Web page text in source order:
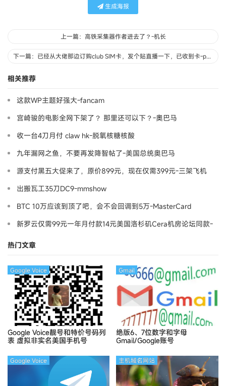
生成海报
上一篇：高铁采集器作者进去了？-机长
下一篇：已经从大佬那边订购club SIM卡，发个贴直播一下，已收到卡-pnsroc
相关推荐
这款WP主题好强大-fancam
宫崎骏的电影全网下架了？ 那里还可以下？-奧巴马
收一台4刀月付 claw hk-脱氧核糖核酸
九年漏网之鱼，不要再发降智帖了-美国总统奥巴马
源支付黑五大促来了，原价899元，现在仅需399元-三架飞机
出搬瓦工35刀DC9-mmshow
BTC 10万应该到顶了吧，会不会回调到5万-MasterCard
新罗云仅需99元一年月付款14元美国洛杉矶Cera机房论坛同款-
热门文章
Google Voice靓号和特价号码列
表 虚拟非实名美国手机号
Google Voice
绝版6、7位数字和字母
Gmail/Google账号
Gmail
Google Voice 主机域名网站